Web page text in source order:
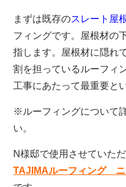
まずは既存のスレート屋
フィングです。屋根材の
指します。屋根材に隠れ
割を担っているルーフィ
工事にあたって最重要と
※ルーフィングについて
い。
N様邸で使用させていた
TAJIMAルーフィング ニ